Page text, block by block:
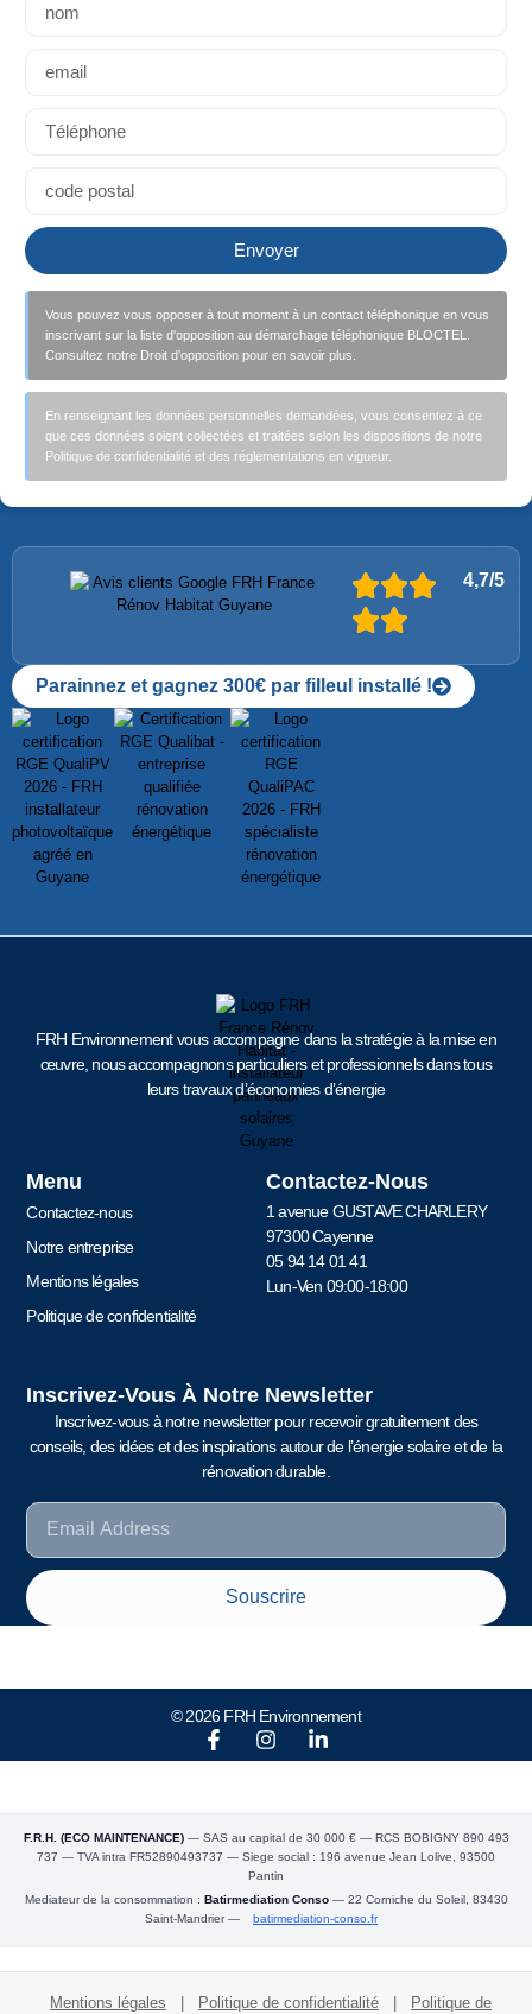
Envoyer
Vous pouvez vous opposer à tout moment à un contact téléphonique en vous
inscrivant sur la liste d'opposition au démarchage téléphonique BLOCTEL.
Consultez notre Droit d'opposition pour en savoir plus.
En renseignant les données personnelles demandées, vous consentez à ce
que ces données soient collectées et traitées selon les dispositions de notre
Politique de confidentialité et des réglementations en vigueur.
4,7/5
Parainnez et gagnez 300€ par filleul installé !
FRH Environnement vous accompagne dans la stratégie à la mise en
œuvre, nous accompagnons particuliers et professionnels dans tous
leurs travaux d’économies d’énergie
Menu
Contactez-nous
Notre entreprise
Mentions légales
Politique de confidentialité
Contactez-Nous
1 avenue GUSTAVE CHARLERY
97300 Cayenne
05 94 14 01 41
Lun-Ven 09:00-18:00
Inscrivez-Vous À Notre Newsletter
Inscrivez-vous à notre newsletter pour recevoir gratuitement des
conseils, des idées et des inspirations autour de l’énergie solaire et de la
rénovation durable.
Souscrire
© 2026 FRH Environnement
F.R.H. (ECO MAINTENANCE)— SAS au capital de 30 000 € — RCS BOBIGNY 890 493
737 — TVA intra FR52890493737 — Siege social : 196 avenue Jean Lolive, 93500
Pantin
Mediateur de la consommation : Batirmediation Conso— 22 Corniche du Soleil, 83430
Saint-Mandrier —
batirmediation-conso.fr
Mentions légales Politique de confidentialité Politique de